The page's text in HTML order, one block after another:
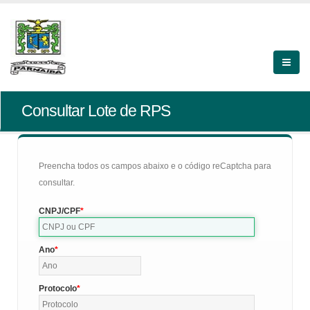
Consultar Lote de RPS
Preencha todos os campos abaixo e o código reCaptcha para
consultar.
CNPJ/CPF
Ano
Protocolo